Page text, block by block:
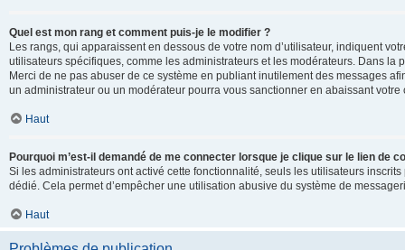
Quel est mon rang et comment puis-je le modifier ?
Les rangs, qui apparaissent en dessous de votre nom d’utilisateur, indiquent
utilisateurs spécifiques, comme les administrateurs et les modérateurs. Dans
Merci de ne pas abuser de ce système en publiant inutilement des messages
un administrateur ou un modérateur pourra vous sanctionner en abaissant votre
Haut
Pourquoi m’est-il demandé de me connecter lorsque je clique sur le lien de
Si les administrateurs ont activé cette fonctionnalité, seuls les utilisateurs
dédié. Cela permet d’empêcher une utilisation abusive du système de
Haut